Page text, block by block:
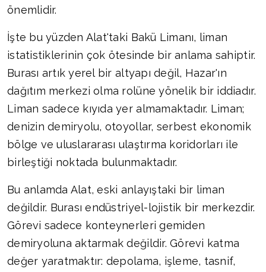
önemlidir.
İşte bu yüzden Alat'taki Bakü Limanı, liman
istatistiklerinin çok ötesinde bir anlama sahiptir.
Burası artık yerel bir altyapı değil, Hazar'ın
dağıtım merkezi olma rolüne yönelik bir iddiadır.
Liman sadece kıyıda yer almamaktadır. Liman;
denizin demiryolu, otoyollar, serbest ekonomik
bölge ve uluslararası ulaştırma koridorları ile
birleştiği noktada bulunmaktadır.
Bu anlamda Alat, eski anlayıştaki bir liman
değildir. Burası endüstriyel-lojistik bir merkezdir.
Görevi sadece konteynerleri gemiden
demiryoluna aktarmak değildir. Görevi katma
değer yaratmaktır: depolama, işleme, tasnif,